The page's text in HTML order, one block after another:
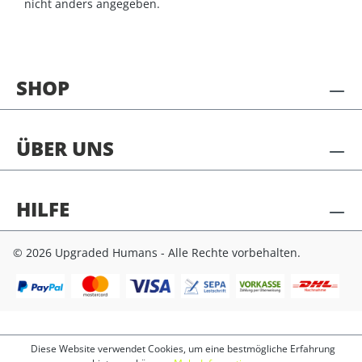
SHOP
ÜBER UNS
HILFE
nicht anders angegeben.
© 2026 Upgraded Humans - Alle Rechte vorbehalten.
Diese Website verwendet Cookies, um eine bestmögliche Erfahrung